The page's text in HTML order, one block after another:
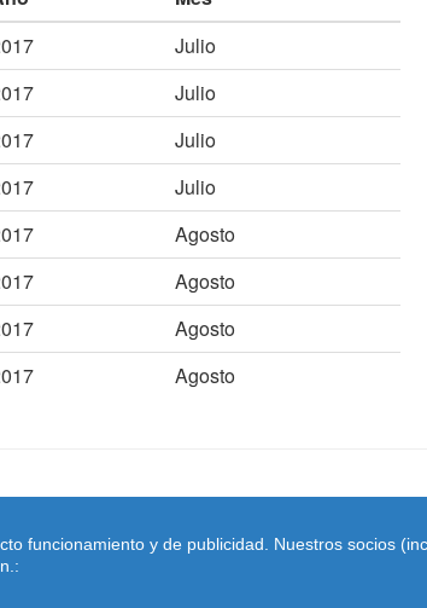
Julio
Julio
Julio
Julio
Agosto
Agosto
Agosto
Agosto
belgica.com
funcionamiento y de publicidad. Nuestros socios